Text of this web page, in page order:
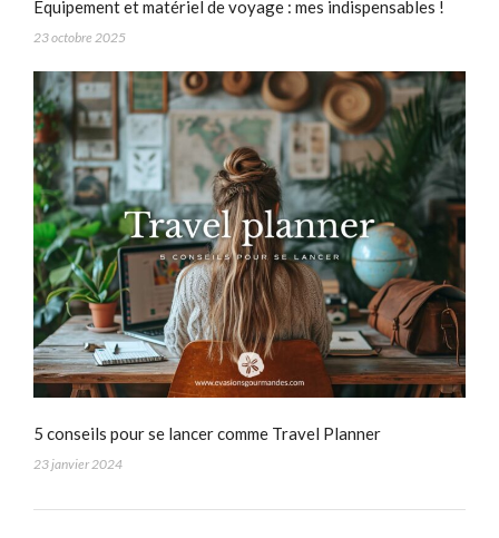
Équipement et matériel de voyage : mes indispensables !
23 octobre 2025
5 conseils pour se lancer comme Travel Planner
23 janvier 2024